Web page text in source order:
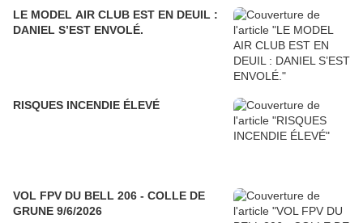
LE MODEL AIR CLUB EST EN DEUIL :
DANIEL S’EST ENVOLÉ.
RISQUES INCENDIE ÉLEVÉ
VOL FPV DU BELL 206 - COLLE DE
GRUNE 9/6/2026